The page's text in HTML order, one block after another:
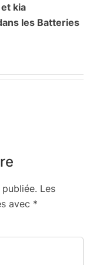
kia
les Batteries
Les
avec *